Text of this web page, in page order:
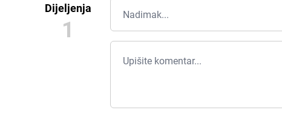
Dijeljenja
1